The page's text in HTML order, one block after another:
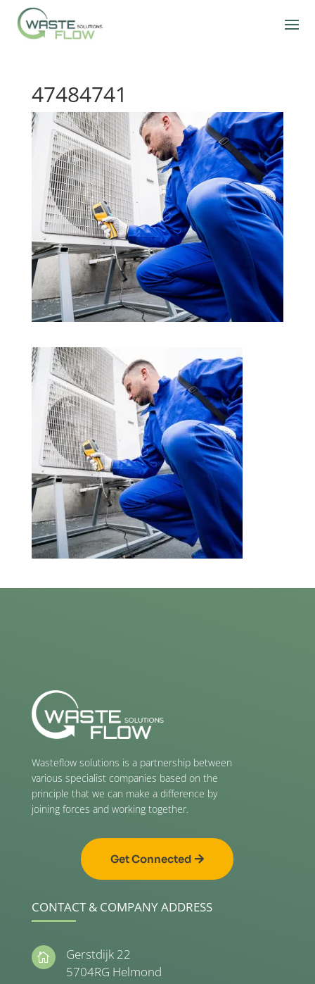
47484741
Wasteflow solutions is a partnership between
various specialist companies based on the
principle that we can make a difference by
joining forces and working together.
Get Connected
CONTACT & COMPANY ADDRESS

Gerstdijk 22
5704RG Helmond